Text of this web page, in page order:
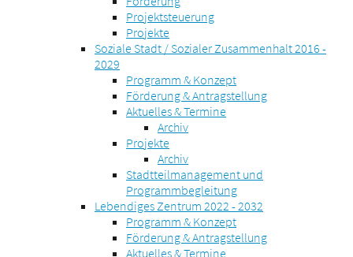
Projektsteuerung
Projekte
Soziale Stadt / Sozialer Zusammenhalt 2016 -
2029
Programm & Konzept
Förderung & Antragstellung
Aktuelles & Termine
Archiv
Projekte
Archiv
Stadtteilmanagement und
Programmbegleitung
Lebendiges Zentrum 2022 - 2032
Programm & Konzept
Förderung & Antragstellung
Aktuelles & Termine